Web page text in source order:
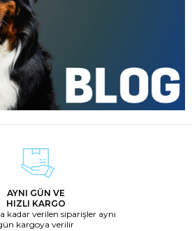
AYNI GÜN VE
HIZLI KARGO
kadar verilen siparişler aynı
kargoya verilir